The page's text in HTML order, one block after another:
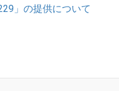
」の提供について